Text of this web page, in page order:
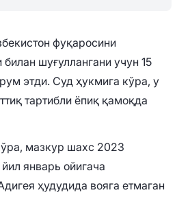
фуқаросини
шуғуллангани учун 15
этди. Суд ҳукмига кўра, у
тартибли ёпиқ қамоқда
мазкур шахс 2023
январь ойигача
ҳудудида вояга етмаган